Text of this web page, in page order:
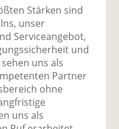
Stärken sind
unser
Serviceangebot,
und
uns als
Partner
ohne
uns als